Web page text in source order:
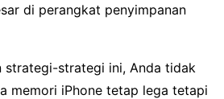
di perangkat penyimpanan
strategi-strategi ini, Anda tidak
memori iPhone tetap lega tetapi